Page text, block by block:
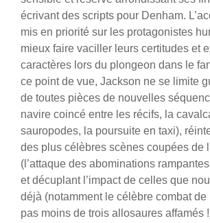
écrivant des scripts pour Denham.
mis en priorité sur les protagonistes
mieux faire vaciller leurs certitudes et
caractères lors du plongeon dans le
ce point de vue, Jackson ne se limite
de toutes pièces de nouvelles
navire coincé entre les récifs, la
sauropodes, la poursuite en taxi),
des plus célèbres scènes coupées de
(l’attaque des abominations
et décuplant l’impact de celles que
déjà (notamment le célèbre combat de
pas moins de trois allosaures affamés